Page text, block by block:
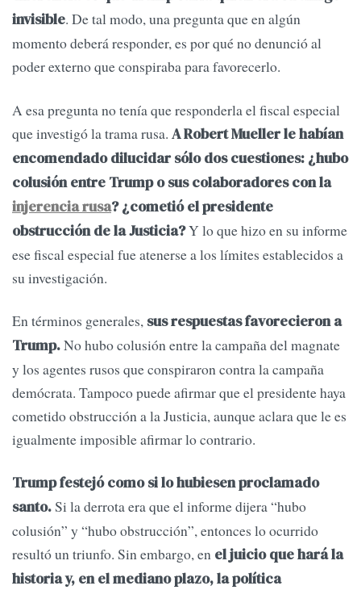
invisible. De tal modo, una pregunta que en algún
momento deberá responder, es por qué no denunció al
poder externo que conspiraba para favorecerlo.
A esa pregunta no tenía que responderla el fiscal especial
que investigó la trama rusa. A Robert Mueller le habían
encomendado dilucidar sólo dos cuestiones: ¿hubo
colusión entre Trump o sus colaboradores con la
injerencia rusa? ¿cometió el presidente
obstrucción de la Justicia?Y lo que hizo en su informe
ese fiscal especial fue atenerse a los límites establecidos a
su investigación.
En términos generales, sus respuestas favorecieron a
Trump.No hubo colusión entre la campaña del magnate
y los agentes rusos que conspiraron contra la campaña
demócrata. Tampoco puede afirmar que el presidente haya
cometido obstrucción a la Justicia, aunque aclara que le es
igualmente imposible afirmar lo contrario.
Trump festejó como si lo hubiesen proclamado
santo.Si la derrota era que el informe dijera “hubo
colusión” y “hubo obstrucción”, entonces lo ocurrido
resultó un triunfo. Sin embargo, en el juicio que hará la
historia y, en el mediano plazo, la política